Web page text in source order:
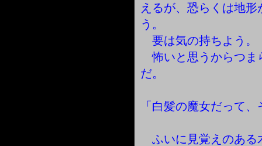
えるが、恐らくは地
う。
要は気の持ちよう。
怖いと思うからつま
だ。
「白髪の魔女だって
ふいに見覚えのある